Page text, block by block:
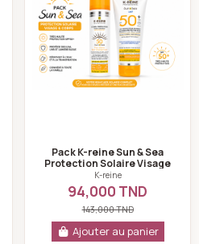
Pack K-reine Sun & Sea
Protection Solaire Visage
Corps Et Cheveux
K-reine
94,000 TND
143,000 TND
Ajouter au panier